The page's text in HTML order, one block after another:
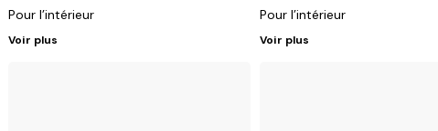
Pour l’intérieur
Voir plus
Pour l’intérieur
Voir plus